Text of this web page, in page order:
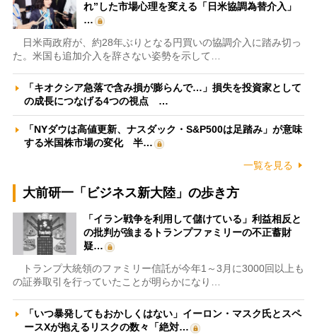
れ”した市場心理を変える「日米協調為替介入」
…
日米両政府が、約28年ぶりとなる円買いの協調介入に踏み切っ
た。米国も追加介入を辞さない姿勢を示して…
「キオクシア急落で含み損が膨らんで…」損失を投資家として
の成長につなげる4つの視点 …
「NYダウは高値更新、ナスダック・S&P500は足踏み」が意味
する米国株市場の変化 半…
一覧を見る
大前研一「ビジネス新大陸」の歩き方
「イラン戦争を利用して儲けている」利益相反と
の批判が強まるトランプファミリーの不正蓄財
疑…
トランプ大統領のファミリー信託が今年1～3月に3000回以上も
の証券取引を行っていたことが明らかになり…
「いつ暴発してもおかしくはない」イーロン・マスク氏とスペ
ースXが抱えるリスクの数々「絶対…